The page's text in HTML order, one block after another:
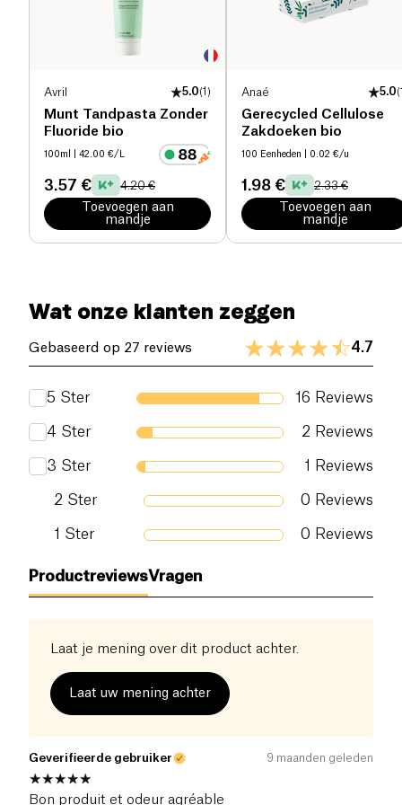
Avril 5.0(1 )
Munt Tandpasta Zonder
Fluoride bio
100ml | 42.00 €/L
3.57 € 4.20 €
Toevoegen aan
mandje
Anaé 5.0(
Gerecycled Cellulose
Zakdoeken bio
100 Eenheden | 0.02 €/u
1.98 € 2.33 €
Toevoegen aan
mandje
natuurlijke ingrediënten en zonder
aluminiumzouten (inclusief geen aluinsteen die
niets anders is dan een aluminiumzout).
Wat onze klanten zeggen
Gebaseerd op 27 reviews 4.7
5 Ster 16 Reviews
4 Ster 2 Reviews
3 Ster 1 Reviews
2 Ster 0 Reviews
1 Ster 0 Reviews
ProductreviewsVragen
Laat je mening over dit product achter.
Laat uw mening achter
Geverifieerde gebruiker 9 maanden geleden
Bon produit et odeur agréable